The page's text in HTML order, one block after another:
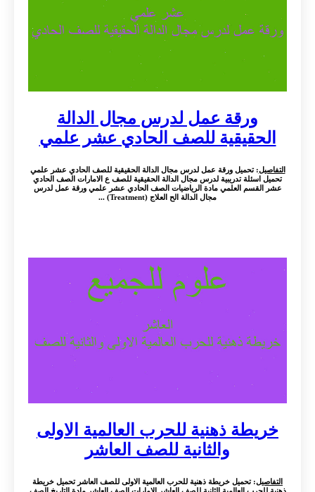
ورقة عمل لدرس مجال الدالة
الحقيقية للصف الحادي عشر علمي
التفاصيل: تحميل ورقة عمل لدرس مجال الدالة الحقيقية للصف الحادي عشر علمي
تحميل اسئلة تدريبية لدرس مجال الدالة الحقيقية للصف ع الامارات الصف الحادي
عشر القسم العلمي مادة الرياضيات الصف الحادي عشر علمي ورقة عمل لدرس
مجال الدالة الح العلاج (Treatment) ...
خريطة ذهنية للحرب العالمية الاولى
والثانية للصف العاشر
التفاصيل: تحميل خريطة ذهنية للحرب العالمية الاولى للصف العاشر تحميل خريطة